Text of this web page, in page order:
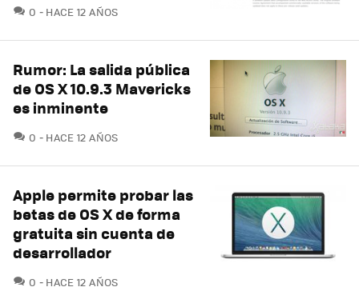
0 COMENTARIOS
HACE 12 AÑOS
Rumor: La salida pública
de OS X 10.9.3 Mavericks
es inminente
0 COMENTARIOS
HACE 12 AÑOS
Apple permite probar las
betas de OS X de forma
gratuita sin cuenta de
desarrollador
0 COMENTARIOS
HACE 12 AÑOS